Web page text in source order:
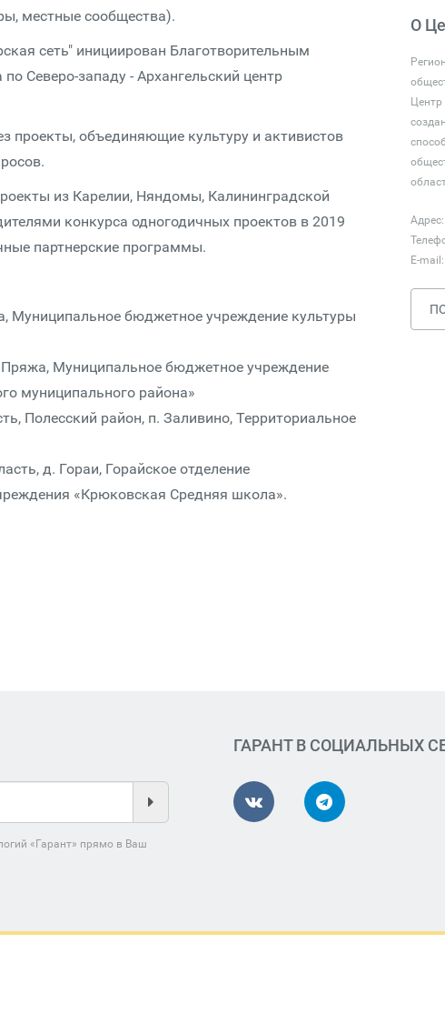
местные сообщества).
сеть" инициирован Благотворительным
Северо-западу - Архангельский центр
проекты, объединяющие культуру и активистов
из Карелии, Няндомы, Калининградской
конкурса одногодичных проектов в 2019
партнерские программы.
Муниципальное бюджетное учреждение культуры
Пряжа, Муниципальное бюджетное учреждение
муниципального района»
Полесский район, п. Заливино, Территориальное
д. Гораи, Горайское отделение
«Крюковская Средняя школа».
О
E-mail:
«Гарант» прямо в Ваш
ГАРАНТ В СОЦИАЛЬНЫХ